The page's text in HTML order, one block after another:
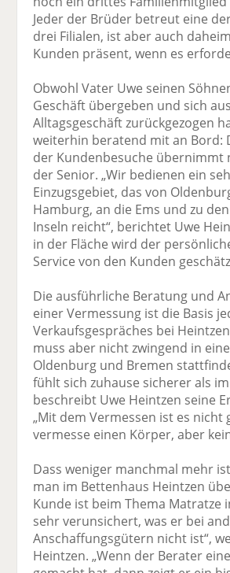
Jeder der Brüder betreut eine
drei Filialen, ist aber auch
Kunden präsent, wenn es
Obwohl Vater Uwe seinen
Geschäft übergeben und sich
Alltagsgeschäft zurückgezogen
weiterhin beratend mit an Bord:
der Kundenbesuche übernimmt
der Senior. „Wir bedienen ein
Einzugsgebiet, das von
Hamburg, an die Ems und zu
Inseln reicht“, berichtet Uwe
in der Fläche wird der
Service von den Kunden
Die ausführliche Beratung und
einer Vermessung ist die Basis
Verkaufsgespräches bei
muss aber nicht zwingend in
Oldenburg und Bremen
fühlt sich zuhause sicherer als im
beschreibt Uwe Heintzen seine
„Mit dem Vermessen ist es nicht
vermesse einen Körper, aber
Dass weniger manchmal mehr
man im Bettenhaus Heintzen
Kunde ist beim Thema Matratze
sehr verunsichert, was er bei
Anschaffungsgütern nicht ist“,
Heintzen. „Wenn der Berater